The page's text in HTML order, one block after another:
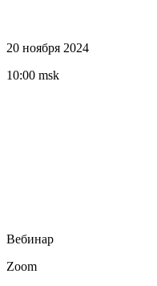
20 ноября 2024
10:00 msk
Вебинар
Zoom